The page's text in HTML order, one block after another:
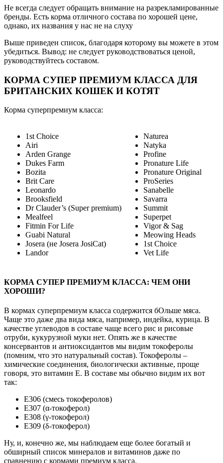
Не всегда следует обращать внимание на разрекламированные
бренды. Есть корма отличного состава по хорошей цене,
однако, их названия у нас не на слуху
Выше приведен список, благодаря которому вы можете в этом
убедиться. Вывод: не следует руководствоваться ценой,
руководствуйтесь составом.
КОРМА СУПЕР ПРЕМИУМ КЛАССА ДЛЯ
БРИТАНСКИХ КОШЕК И КОТЯТ
Корма суперпремиум класса:
1st Choice
Airi
Arden Grange
Dukes Farm
Bozita
Brit Care
Leonardo
Brooksfield
Dr Сlauder’s (Super premium)
Mealfeel
Fitmin For Life
Guabi Natural
Josera (не Josera JosiCat)
Landor
Naturea
Natyka
Profine
Pronature Life
Pronature Original
ProSeries
Sanabelle
Savarra
Summit
Superpet
Vigor & Sag
Meowing Heads
1st Choice
Vet Life
КОРМА СУПЕР ПРЕМИУМ КЛАССА: ЧЕМ ОНИ
ХОРОШИ?
В кормах суперпремиум класса содержится бОльше мяса.
Чаще это даже два вида мяса, например, индейка, курица. В
качестве углеводов в составе чаще всего рис и рисовые
отруби, кукурузной муки нет. Опять же в качестве
консервантов и антиоксидантов мы видим токоферолы
(помним, что это натуральный состав). Токоферолы –
химические соединения, биологически активные, проще
говоря, это витамин Е. В составе мы обычно видим их вот
так:
E306 (смесь токоферолов)
E307 (α-токоферол)
E308 (γ-токоферол)
E309 (δ-токоферол)
Ну, и, конечно же, мы наблюдаем еще более богатый и
обширный список минералов и витаминов даже по
сравнению с кормами премиум класса.